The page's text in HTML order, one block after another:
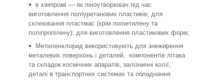
в хімпромі — як піноутворювач під час
виготовлення поліуретанових пластиків; для
склеювання пластмас (крім поліетилену та
поліпропілену): для виготовлення пластикових форм;
Метиленхлорид використовують для знежирення
металевих поверхонь і деталей, компонентів літака
та складок космічних апаратів, залізничні колії,
деталі в транспортних системах та обладнання.